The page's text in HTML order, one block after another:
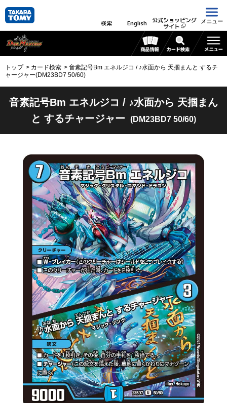
検索 English 公式ショッピング
サイト
メニュー
トップ カード検索
音素記号Bm エネルジコ / ♪水面から 天掴まんと するチ
ャージャー(DM23BD7 50/60)
音素記号Bm エネルジコ / ♪水面から 天掴まん
と するチャージャー
(DM23BD7 50/60)